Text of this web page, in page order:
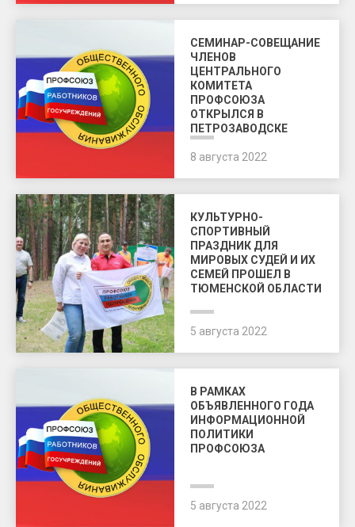
СЕМИНАР-СОВЕЩАНИЕ
ЧЛЕНОВ
ЦЕНТРАЛЬНОГО
КОМИТЕТА
ПРОФСОЮЗА
ОТКРЫЛСЯ В
ПЕТРОЗАВОДСКЕ
8 августа 2022
КУЛЬТУРНО-
СПОРТИВНЫЙ
ПРАЗДНИК ДЛЯ
МИРОВЫХ СУДЕЙ И ИХ
СЕМЕЙ ПРОШЕЛ В
ТЮМЕНСКОЙ ОБЛАСТИ
5 августа 2022
В РАМКАХ
ОБЪЯВЛЕННОГО ГОДА
ИНФОРМАЦИОННОЙ
ПОЛИТИКИ
ПРОФСОЮЗА
5 августа 2022